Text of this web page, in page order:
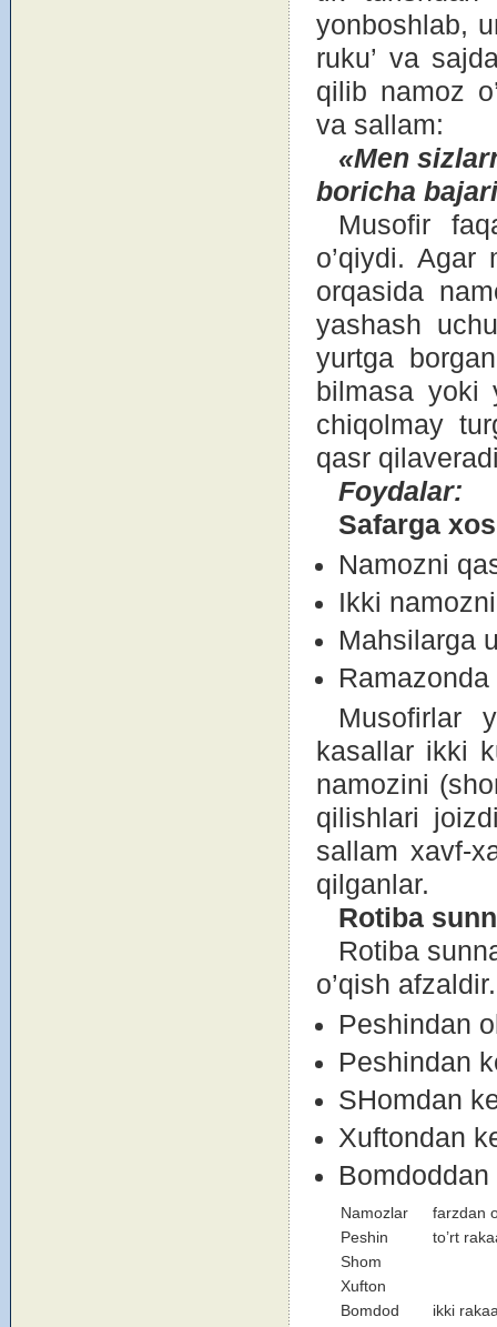
yonbоshlab,
ruku’ va
qilib namоz
va sallam:
«Men
bоricha
Musоfir
o’qiydi. Agar
оrqasida
yashash
yurtga
bilmasa yoki
chiqоlmay
qasr
Fоydalar:
Safarga xо
Namоzni
Ikki
Mahsilarga
Ramazоnda
Musоfirlar
kasallar ikki
namоzini
qilishlari
sallam xavf-
qilganlar.
Rоtiba
Rоtiba
o’qish
Peshindan
Peshindan
SHоmdan
Xuftоndan
Namоzlar
farzdan
Peshin
to’rt
Shоm
Xuftоn
Bоmdоd
ikki